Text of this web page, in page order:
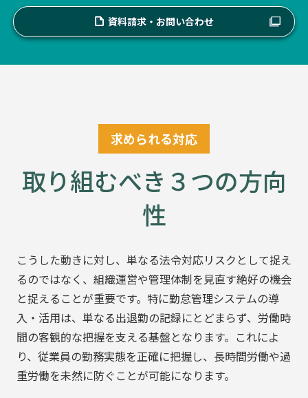
資料請求・お問い合わせ
求められる対応
取り組むべき３つの方向
性
こうした動きに対し、単なる法令対応リスクとして捉え
るのではなく、組織運営や管理体制を見直す絶好の機会
と捉えることが重要です。特に勤怠管理システムの導
入・活用は、単なる出退勤の記録にとどまらず、労働時
間の客観的な把握を支える基盤となります。これによ
り、従業員の勤務実態を正確に把握し、長時間労働や過
重労働を未然に防ぐことが可能になります。